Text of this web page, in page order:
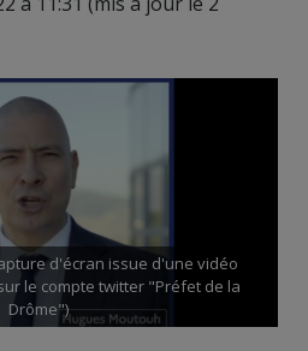
d'écran issue d'une vidéo
le compte twitter "Préfet de la
Drôme")